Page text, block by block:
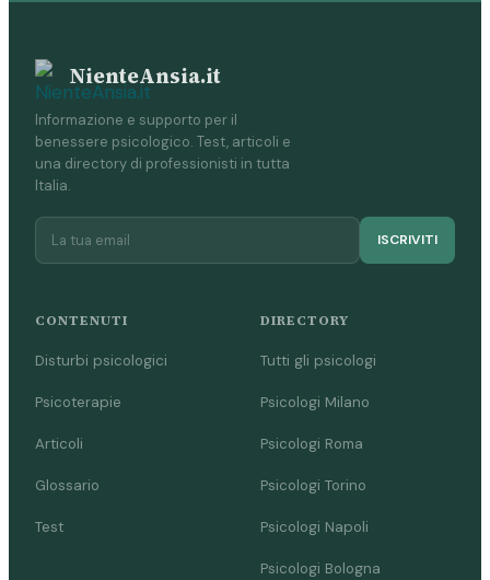
NienteAnsia.it
Informazione e supporto per il
benessere psicologico. Test, articoli e
una directory di professionisti in tutta
Italia.
ISCRIVITI
CONTENUTI
Disturbi psicologici
Psicoterapie
Articoli
Glossario
Test
DIRECTORY
Tutti gli psicologi
Psicologi Milano
Psicologi Roma
Psicologi Torino
Psicologi Napoli
Psicologi Bologna